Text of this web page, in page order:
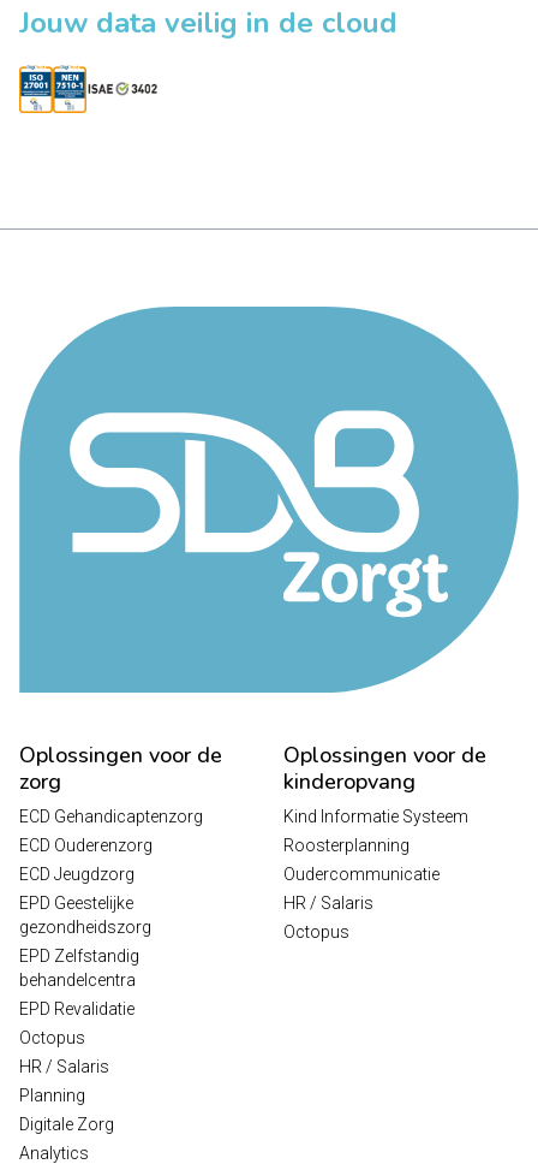
Jouw data veilig in de cloud
Oplossingen voor de
zorg
ECD Gehandicaptenzorg
ECD Ouderenzorg
ECD Jeugdzorg
EPD Geestelijke
gezondheidszorg
EPD Zelfstandig
behandelcentra
EPD Revalidatie
Octopus
HR / Salaris
Planning
Digitale Zorg
Analytics
Oplossingen voor de
kinderopvang
Kind Informatie Systeem
Roosterplanning
Oudercommunicatie
HR / Salaris
Octopus